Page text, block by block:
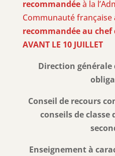
recommandéeà la
Communauté française
recommandée au chef
AVANT LE 10 JUILLET
Direction générale
Conseil de recours
conseils de classe
Enseignement à